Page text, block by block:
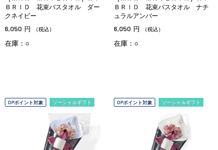
ＢＲＩＤ 花束バスタオル ダー
クネイビー
6,050 円 （税込）
在庫：○
ＢＲＩＤ 花束バスタオル ナチ
ュラルアンバー
6,050 円 （税込）
在庫：○
OPポイント対象 ソーシャルギフト OPポイント対象 ソーシャルギフト